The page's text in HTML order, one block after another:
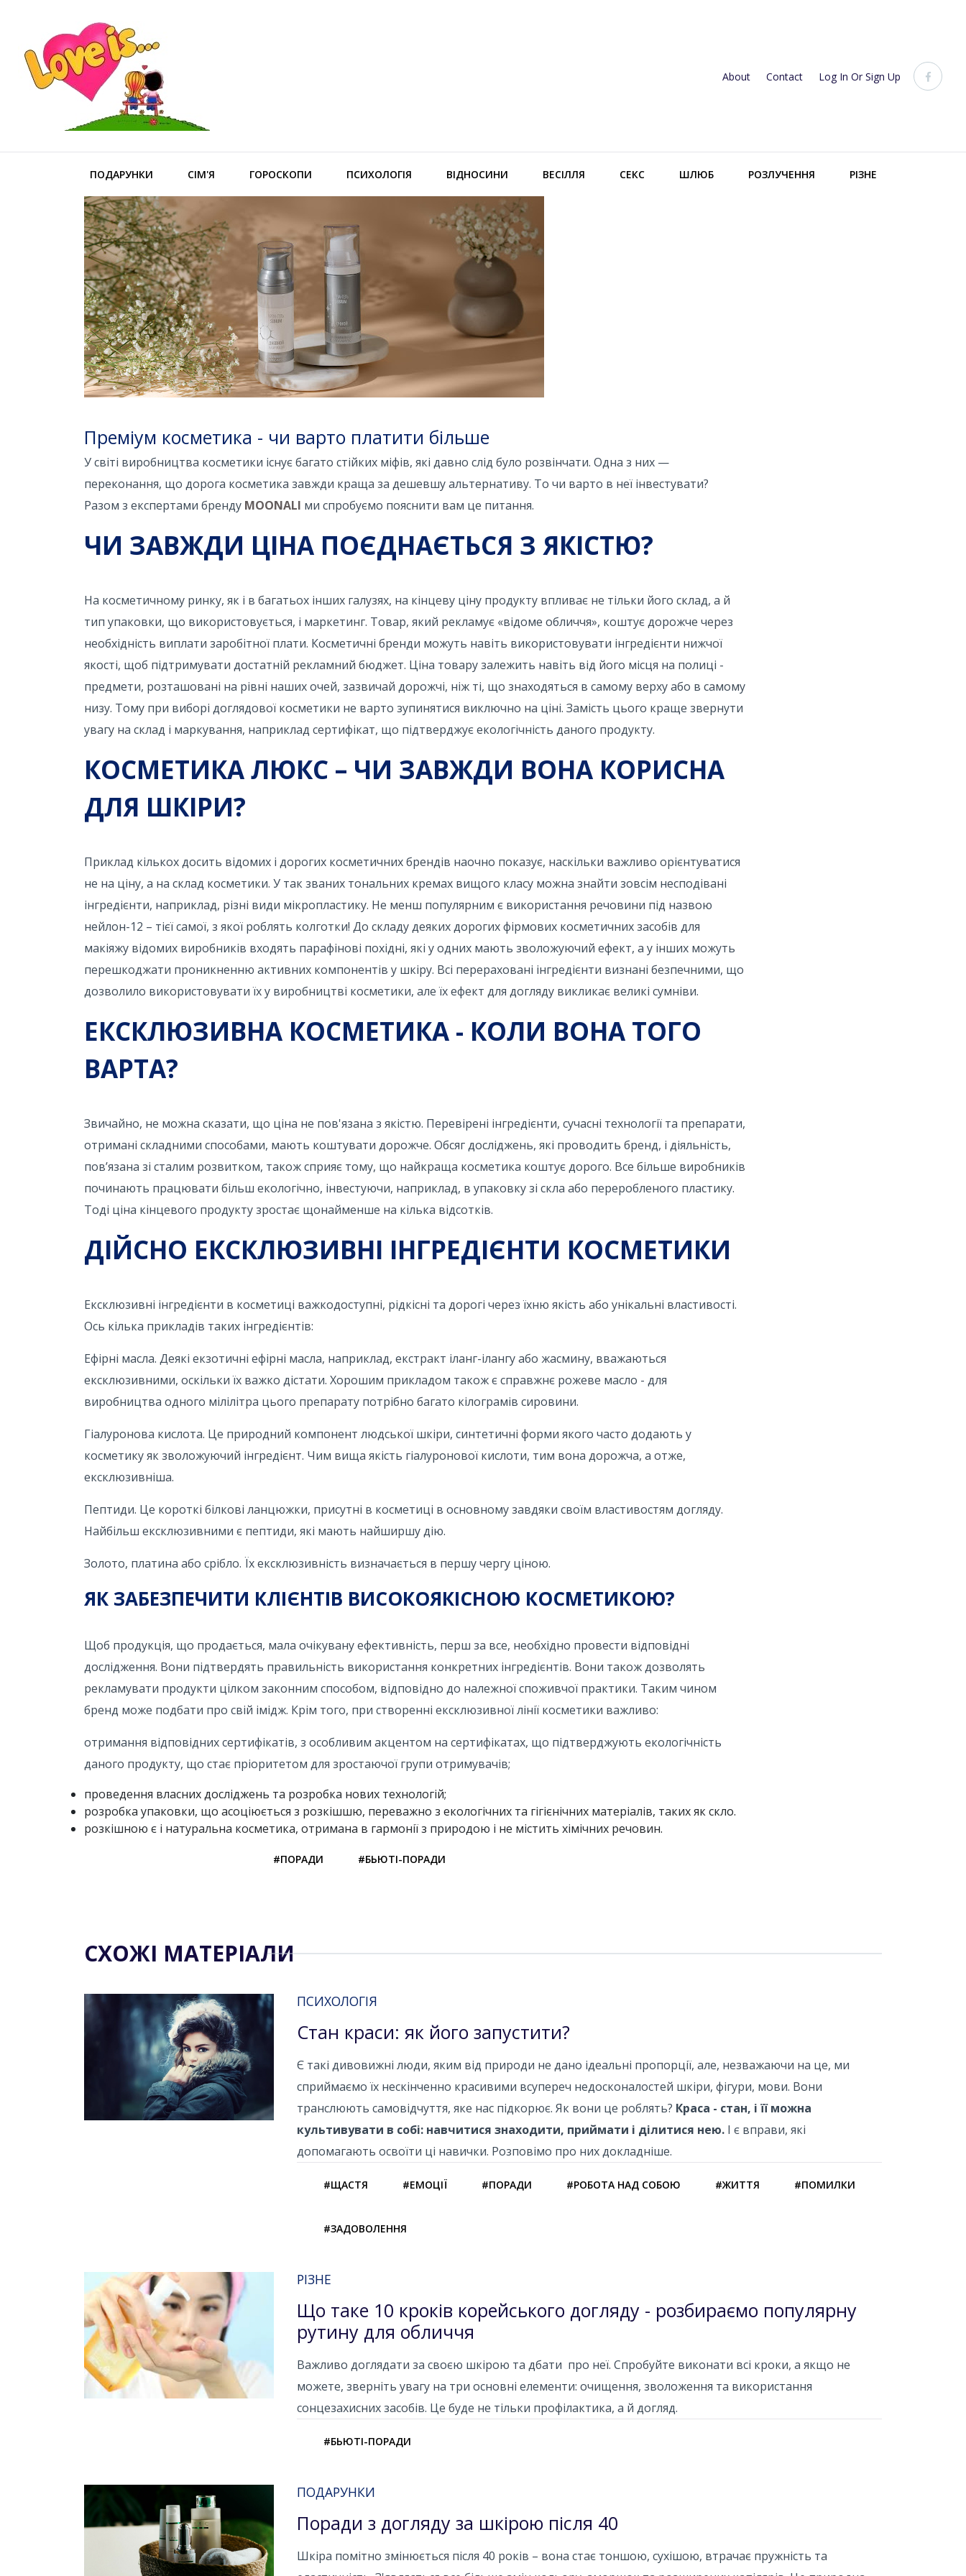
About Contact Log In Or Sign Up
ПОДАРУНКИ СІМ'Я ГОРОСКОПИ ПСИХОЛОГІЯ ВІДНОСИНИ ВЕСІЛЛЯ СЕКС ШЛЮБ РОЗЛУЧЕННЯ РІЗНЕ
Преміум косметика - чи варто платити більше
У світі виробництва косметики існує багато стійких міфів, які давно слід було розвінчати. Одна з них —
переконання, що дорога косметика завжди краща за дешевшу альтернативу. То чи варто в неї інвестувати?
Разом з експертами бренду MOONALI ми спробуємо пояснити вам це питання.
ЧИ ЗАВЖДИ ЦІНА ПОЄДНАЄТЬСЯ З ЯКІСТЮ?
На косметичному ринку, як і в багатьох інших галузях, на кінцеву ціну продукту впливає не тільки його склад, а й
тип упаковки, що використовується, і маркетинг. Товар, який рекламує «відоме обличчя», коштує дорожче через
необхідність виплати заробітної плати. Косметичні бренди можуть навіть використовувати інгредієнти нижчої
якості, щоб підтримувати достатній рекламний бюджет. Ціна товару залежить навіть від його місця на полиці -
предмети, розташовані на рівні наших очей, зазвичай дорожчі, ніж ті, що знаходяться в самому верху або в самому
низу. Тому при виборі доглядової косметики не варто зупинятися виключно на ціні. Замість цього краще звернути
увагу на склад і маркування, наприклад сертифікат, що підтверджує екологічність даного продукту.
КОСМЕТИКА ЛЮКС – ЧИ ЗАВЖДИ ВОНА КОРИСНА
ДЛЯ ШКІРИ?
Приклад кількох досить відомих і дорогих косметичних брендів наочно показує, наскільки важливо орієнтуватися
не на ціну, а на склад косметики. У так званих тональних кремах вищого класу можна знайти зовсім несподівані
інгредієнти, наприклад, різні види мікропластику. Не менш популярним є використання речовини під назвою
нейлон-12 – тієї самої, з якої роблять колготки! До складу деяких дорогих фірмових косметичних засобів для
макіяжу відомих виробників входять парафінові похідні, які у одних мають зволожуючий ефект, а у інших можуть
перешкоджати проникненню активних компонентів у шкіру. Всі перераховані інгредієнти визнані безпечними, що
дозволило використовувати їх у виробництві косметики, але їх ефект для догляду викликає великі сумніви.
ЕКСКЛЮЗИВНА КОСМЕТИКА - КОЛИ ВОНА ТОГО
ВАРТА?
Звичайно, не можна сказати, що ціна не пов'язана з якістю. Перевірені інгредієнти, сучасні технології та препарати,
отримані складними способами, мають коштувати дорожче. Обсяг досліджень, які проводить бренд, і діяльність,
пов’язана зі сталим розвитком, також сприяє тому, що найкраща косметика коштує дорого. Все більше виробників
починають працювати більш екологічно, інвестуючи, наприклад, в упаковку зі скла або переробленого пластику.
Тоді ціна кінцевого продукту зростає щонайменше на кілька відсотків.
ДІЙСНО ЕКСКЛЮЗИВНІ ІНГРЕДІЄНТИ КОСМЕТИКИ
Ексклюзивні інгредієнти в косметиці важкодоступні, рідкісні та дорогі через їхню якість або унікальні властивості.
Ось кілька прикладів таких інгредієнтів:
Ефірні масла. Деякі екзотичні ефірні масла, наприклад, екстракт іланг-ілангу або жасмину, вважаються
ексклюзивними, оскільки їх важко дістати. Хорошим прикладом також є справжнє рожеве масло - для
виробництва одного мілілітра цього препарату потрібно багато кілограмів сировини.
Гіалуронова кислота. Це природний компонент людської шкіри, синтетичні форми якого часто додають у
косметику як зволожуючий інгредієнт. Чим вища якість гіалуронової кислоти, тим вона дорожча, а отже,
ексклюзивніша.
Пептиди. Це короткі білкові ланцюжки, присутні в косметиці в основному завдяки своїм властивостям догляду.
Найбільш ексклюзивними є пептиди, які мають найширшу дію.
Золото, платина або срібло. Їх ексклюзивність визначається в першу чергу ціною.
ЯК ЗАБЕЗПЕЧИТИ КЛІЄНТІВ ВИСОКОЯКІСНОЮ КОСМЕТИКОЮ?
Щоб продукція, що продається, мала очікувану ефективність, перш за все, необхідно провести відповідні
дослідження. Вони підтвердять правильність використання конкретних інгредієнтів. Вони також дозволять
рекламувати продукти цілком законним способом, відповідно до належної споживчої практики. Таким чином
бренд може подбати про свій імідж. Крім того, при створенні ексклюзивної лінії косметики важливо:
отримання відповідних сертифікатів, з особливим акцентом на сертифікатах, що підтверджують екологічність
даного продукту, що стає пріоритетом для зростаючої групи отримувачів;
проведення власних досліджень та розробка нових технологій;
розробка упаковки, що асоціюється з розкішшю, переважно з екологічних та гігієнічних матеріалів, таких як скло.
розкішною є і натуральна косметика, отримана в гармонії з природою і не містить хімічних речовин.
#ПОРАДИ #БЬЮТІ-ПОРАДИ
СХОЖІ МАТЕРІАЛИ
ПСИХОЛОГІЯ
Стан краси: як його запустити?
Є такі дивовижні люди, яким від природи не дано ідеальні пропорції, але, незважаючи на це, ми
сприймаємо їх нескінченно красивими всупереч недосконалостей шкіри, фігури, мови. Вони
транслюють самовідчуття, яке нас підкорює. Як вони це роблять? Краса - стан, і її можна
культивувати в собі: навчитися знаходити, приймати і ділитися нею. І є вправи, які
допомагають освоїти ці навички. Розповімо про них докладніше.
#ЩАСТЯ #ЕМОЦІЇ #ПОРАДИ #РОБОТА НАД СОБОЮ #ЖИТТЯ #ПОМИЛКИ
#ЗАДОВОЛЕННЯ
РІЗНЕ
Що таке 10 кроків корейського догляду - розбираємо популярну
рутину для обличчя
Важливо доглядати за своєю шкірою та дбати про неї. Спробуйте виконати всі кроки, а якщо не
можете, зверніть увагу на три основні елементи: очищення, зволоження та використання
сонцезахисних засобів. Це буде не тільки профілактика, а й догляд.
#БЬЮТІ-ПОРАДИ
ПОДАРУНКИ
Поради з догляду за шкірою після 40
Шкіра помітно змінюється після 40 років – вона стає тоншою, сухішою, втрачає пружність та